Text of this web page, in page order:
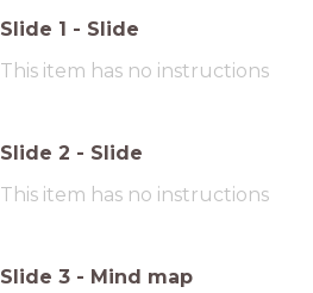
Slide 1 - Slide
This item has no instructions
Slide 2 - Slide
This item has no instructions
Slide 3 - Mind map